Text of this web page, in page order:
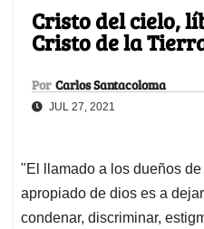
Cristo del cielo,
Cristo de la
Por Carlos Santacoloma
JUL 27, 2021
"El llamado a los dueños
apropiado de dios es a
condenar, discriminar,